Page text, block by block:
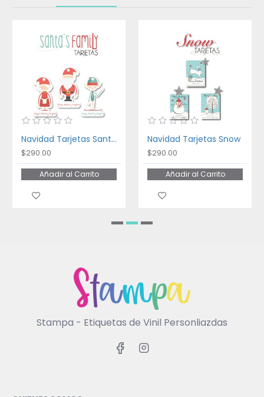
Navidad Tarjetas Santa's Family
$290.00
Añadir al Carrito
Navidad Tarjetas Snow
$290.00
Añadir al Carrito
Stampa - Etiquetas de Vinil Personliazdas